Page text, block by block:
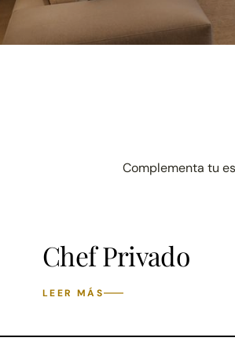
Complementa tu
Chef Privado
LEER MÁS